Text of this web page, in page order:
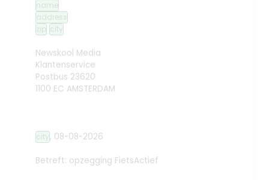
name
address
zip city
Newskool Media
Klantenservice
Postbus 23620
1100 EC AMSTERDAM
city, 08-08-2026
Betreft: opzegging FietsActief